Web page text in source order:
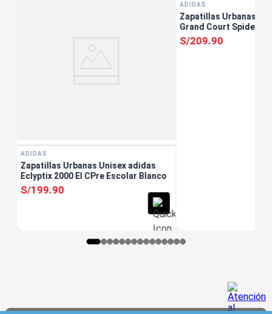
ADIDAS
Zapatillas Urbanas Unisex adidas
Eclyptix 2000 El CPre Escolar Blanco
S/199.90
ADIDAS
Zapatillas Urbanas
Grand Court Spider-
Escolar Blanco
S/209.90